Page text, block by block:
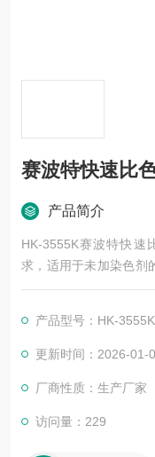
赛波特快速比
产品简介
HK-3555K赛波特快速
求，适用于未加染色剂
用溶剂油等石油产品的
结果转换成GB/T 3555
B/T 3555的要求。
产品型号：HK-3555K
更新时间：2026-01-
厂商性质：生产厂家
访问量：229